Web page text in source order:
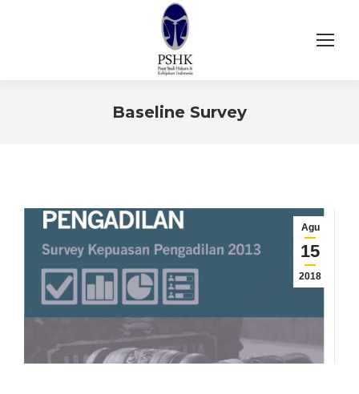
Baseline Survey
Agu
15
2018